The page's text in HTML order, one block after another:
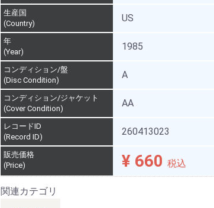
生産国
(Country)
US
年
(Year)
1985
コンディション/盤
(Disc Condition)
A
コンディション/ジャケット
(Cover Condition)
AA
レコードID
(Record ID)
260413023
販売価格
(Price)
¥ 660 税込
関連カテゴリ